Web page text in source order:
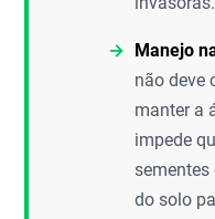
Manejo
não deve
manter a
impede
sementes
do solo